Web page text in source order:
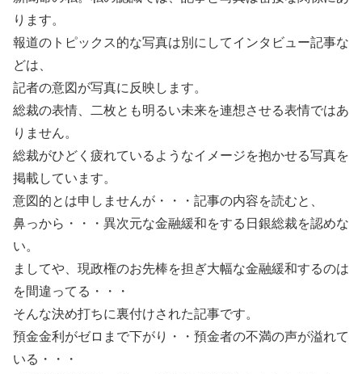
ります。
報道のトピックス的な写真は別にしてインタビュー記事な
どは、
記者の意図が写真に反映します。
総裁の表情、二枚とも明るい未来を連想させる表情ではあ
りません。
総裁がひどく疲れているようなイメージを抱かせる写真を
掲載しています。
意図的とは申しませんが・・・記事の内容を読むと、
鼻っから・・・異次元な金融緩和をする日銀総裁を認めな
い。
ましてや、現政権のお先棒を担ぎ大幅な金融緩和するのは
を間違ってる・・・
そんな決め打ちに裏付けされた記事です。
預金金利がゼロまで下がり・・預金者の不満の声が溢れて
いる・・・